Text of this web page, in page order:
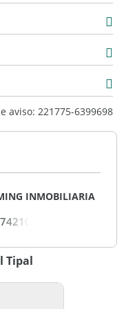
aviso: 221775-6399698
INMOBILIARIA
Tipal